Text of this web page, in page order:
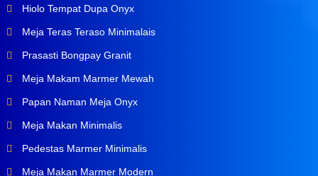
Hiolo Tempat Dupa Onyx
Meja Teras Teraso Minimalais
Prasasti Bongpay Granit
Meja Makam Marmer Mewah
Papan Naman Meja Onyx
Meja Makan Minimalis
Pedestas Marmer Minimalis
Meja Makan Marmer Modern